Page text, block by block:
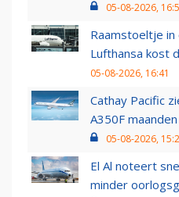
05-08-2026,
Raamstoeltje in
Lufthansa kost
05-08-2026, 16:41
Cathay Pacific
A350F
05-08-2026,
El Al noteert
minder